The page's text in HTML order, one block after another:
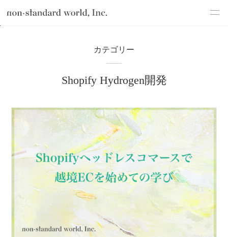
works
shop
blog
recruit
atelier
カテゴリー
Shopify Hydrogen開発